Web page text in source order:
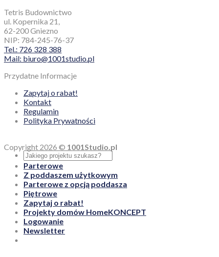
Tetris Budownictwo
ul. Kopernika 21,
62-200 Gniezno
NIP: 784-245-76-37
Tel.: 726 328 388
Mail: biuro@1001studio.pl
Przydatne Informacje
Zapytaj o rabat!
Kontakt
Regulamin
Polityka Prywatności
Copyright 2026 © 1001Studio.pl
Parterowe
Z poddaszem użytkowym
Parterowe z opcją poddasza
Piętrowe
Zapytaj o rabat!
Projekty domów HomeKONCEPT
Logowanie
Newsletter